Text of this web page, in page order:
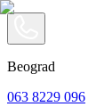
Beograd
063 8229 096